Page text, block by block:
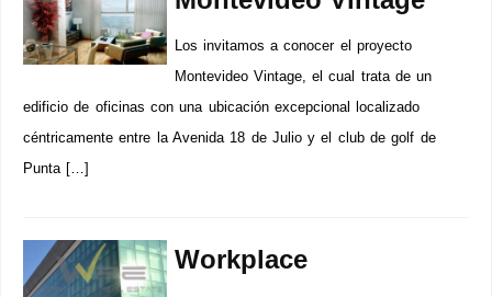
Los invitamos a conocer el proyecto
Montevideo Vintage, el cual trata de un
edificio de oficinas con una ubicación excepcional localizado
céntricamente entre la Avenida 18 de Julio y el club de golf de
Punta […]
Workplace